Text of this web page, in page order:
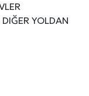
YOLDAN